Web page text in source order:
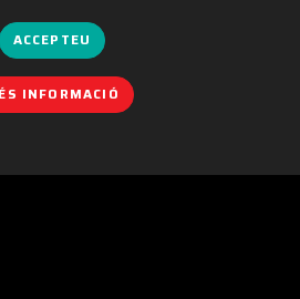
ACCEPTEU
INFORMACIÓ